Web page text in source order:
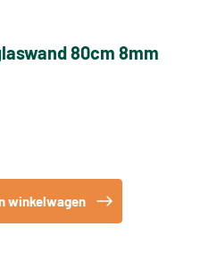
80cm 8mm
winkelwagen